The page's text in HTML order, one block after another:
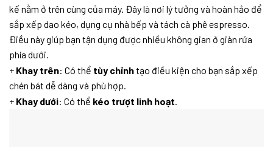
kế nằm ở trên cùng của máy. Đây là nơi lý tưởng và hoàn hảo để
sắp xếp dao kéo, dụng cụ nhà bếp và tách cà phê espresso.
Điều này giúp bạn tận dụng được nhiều không gian ở giàn rửa
phía dưới.
+ Khay trên: Có thể tùy chỉnhtạo điều kiện cho bạn sắp xếp
chén bát dễ dàng và phù hợp.
+ Khay dưới: Có thể kéo trượt linh hoạt.